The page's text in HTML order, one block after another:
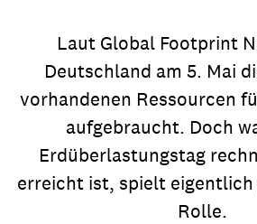
Laut Global Footprint
Deutschland am 5. Mai
vorhandenen Ressourcen
aufgebraucht. Doch
Erdüberlastungstag
erreicht ist, spielt eigentlich
Rolle.